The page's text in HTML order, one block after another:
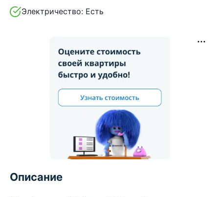
Электричество: Есть
Описание